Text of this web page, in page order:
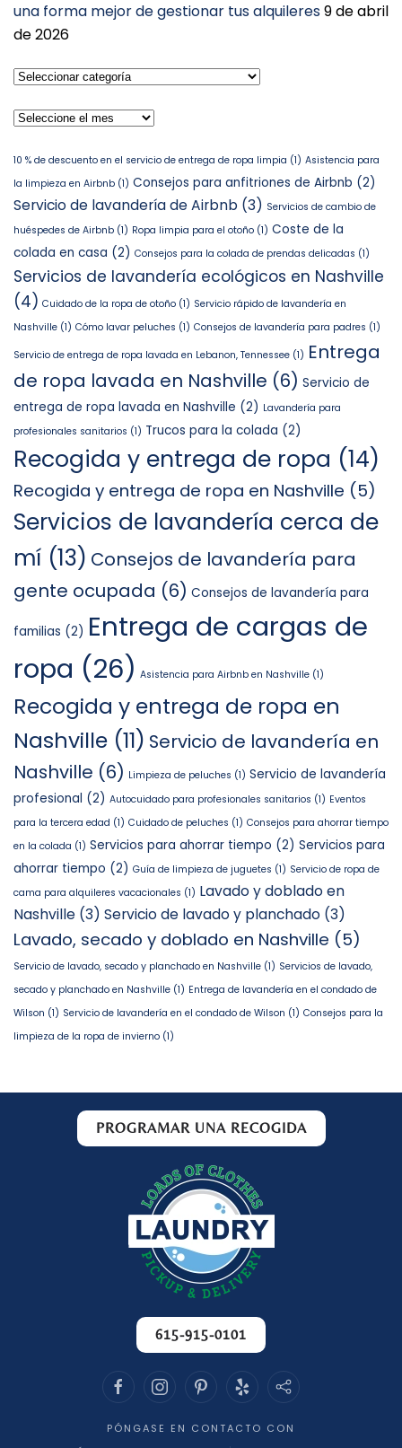
una forma mejor de gestionar tus alquileres9 de abril
de 2026
Seleccionar
Archivos
10 % de descuento en el servicio de entrega de ropa limpia (1) Asistencia para
la limpieza en Airbnb (1) Consejos para anfitriones de Airbnb (2)
Servicio de lavandería de Airbnb (3) Servicios de cambio de
huéspedes de Airbnb (1) Ropa limpia para el otoño (1) Coste de la
colada en casa (2) Consejos para la colada de prendas delicadas (1)
Servicios de lavandería ecológicos en Nashville
(4) Cuidado de la ropa de otoño (1) Servicio rápido de lavandería en
Nashville (1) Cómo lavar peluches (1) Consejos de lavandería para padres (1)
Servicio de entrega de ropa lavada en Lebanon, Tennessee (1) Entrega
de ropa lavada en Nashville (6) Servicio de
entrega de ropa lavada en Nashville (2) Lavandería para
profesionales sanitarios (1) Trucos para la colada (2)
Recogida y entrega de ropa (14)
Recogida y entrega de ropa en Nashville (5)
Servicios de lavandería cerca de
mí (13) Consejos de lavandería para
gente ocupada (6) Consejos de lavandería para
familias (2) Entrega de cargas de
ropa (26) Asistencia para Airbnb en Nashville (1)
Recogida y entrega de ropa en
Nashville (11) Servicio de lavandería en
Nashville (6) Limpieza de peluches (1) Servicio de lavandería
profesional (2) Autocuidado para profesionales sanitarios (1) Eventos
para la tercera edad (1) Cuidado de peluches (1) Consejos para ahorrar tiempo
en la colada (1) Servicios para ahorrar tiempo (2) Servicios para
ahorrar tiempo (2) Guía de limpieza de juguetes (1) Servicio de ropa de
cama para alquileres vacacionales (1) Lavado y doblado en
Nashville (3) Servicio de lavado y planchado (3)
Lavado, secado y doblado en Nashville (5)
Servicio de lavado, secado y planchado en Nashville (1) Servicios de lavado,
secado y planchado en Nashville (1) Entrega de lavandería en el condado de
Wilson (1) Servicio de lavandería en el condado de Wilson (1) Consejos para la
limpieza de la ropa de invierno (1)
PROGRAMAR UNA RECOGIDA
615-915-0101
PÓNGASE EN CONTACTO CON